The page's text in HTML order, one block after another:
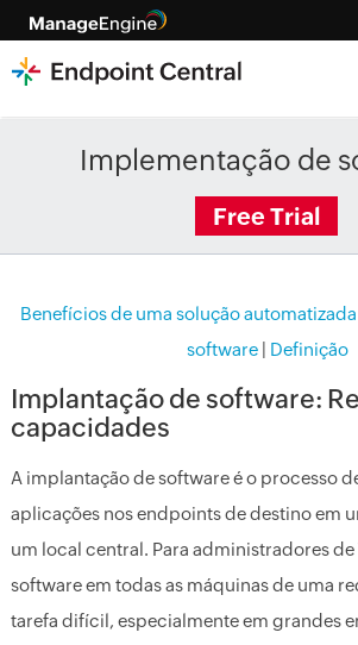
Implementação de
Free Trial
Benefícios de uma solução
software| Definição
Implantação de software:
capacidades
A implantação de software é o processo
aplicações nos endpoints de destino em
um local central. Para administradores
software em todas as máquinas de uma
tarefa difícil, especialmente em grandes